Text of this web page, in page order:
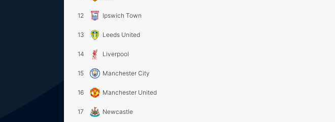
12 Ipswich Town
13 Leeds United
14 Liverpool
15 Manchester City
16 Manchester United
17 Newcastle